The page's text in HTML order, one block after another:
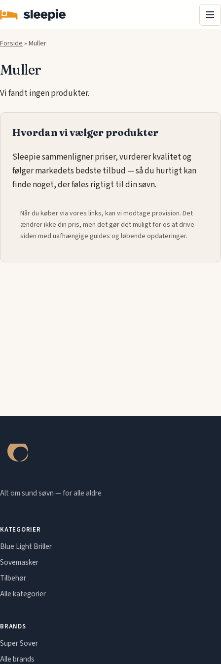
Forside» Muller
Muller
Vi fandt ingen produkter.
Hvordan vi vælger produkter
Sleepie sammenligner priser, vurderer kvalitet og
følger markedets bedste tilbud — så du hurtigt kan
finde noget, der føles rigtigt til din søvn.
Når du køber via vores links, kan vi modtage provision. Det
ændrer ikke din pris, men det gør det muligt for os at drive
siden med uafhængige guides og løbende opdateringer.
Alt om sund søvn — for alle aldre
KATEGORIER
Blue Light Briller
Sovemasker
Tilbehør
Alle kategorier
BRANDS
Super Sover
Alle brands